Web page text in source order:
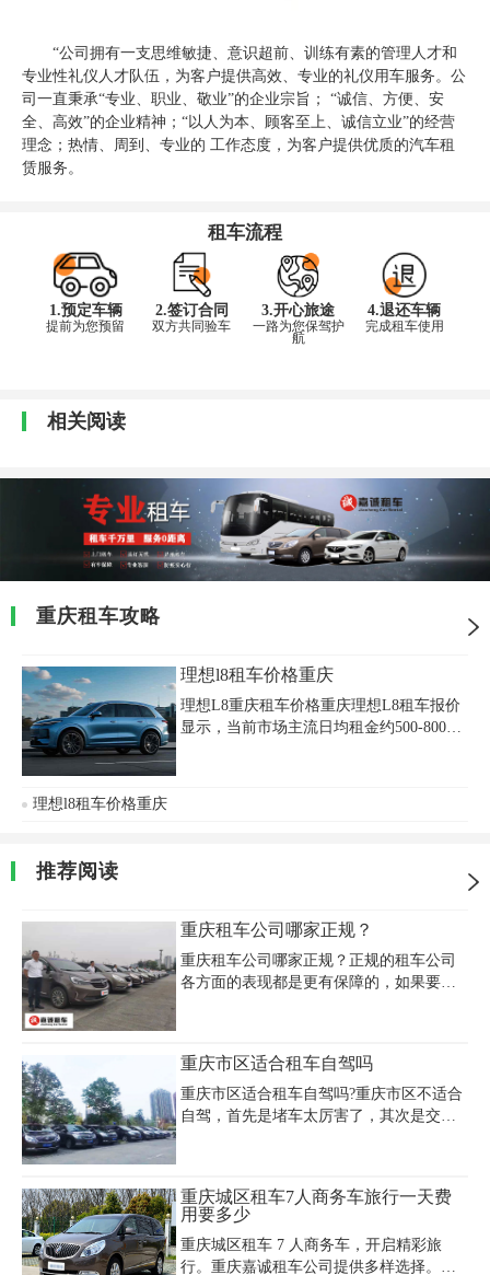
“公司拥有一支思维敏捷、意识超前、训练有素的管理人才和
专业性礼仪人才队伍，为客户提供高效、专业的礼仪用车服务。公
司一直秉承“专业、职业、敬业”的企业宗旨； “诚信、方便、安
全、高效”的企业精神；“以人为本、顾客至上、诚信立业”的经营
理念；热情、周到、专业的 工作态度，为客户提供优质的汽车租
赁服务。
租车流程
1.预定车辆
提前为您预留
2.签订合同
双方共同验车
3.开心旅途
一路为您保驾护
航
4.退还车辆
完成租车使用
相关阅读
重庆租车攻略
理想l8租车价格重庆
理想L8重庆租车价格重庆理想L8租车报价
显示，当前市场主流日均租金约500-800
0息方案或现金补贴的车型。需注意不同门
免费保险、异地还车服
理想l8租车价格重庆
推荐阅读
重庆租车公司哪家正规？
重庆租车公司哪家正规？正规的租车公司
各方面的表现都是更有保障的，如果要在
供旅游租车、机场租车、豪车租赁、商务
租车、会议租车、婚庆租车、工程用车、
单位用车、长租、短租、日租等服务,车型
重庆市区适合租车自驾吗
重庆市区适合租车自驾吗?重庆市区不适合
自驾，首先是堵车太厉害了，其次是交通
者优步滴滴呢
重庆城区租车7人商务车旅行一天费
用要多少
重庆城区租车 7 人商务车，开启精彩旅
行。重庆嘉诚租车公司提供多样选择。别